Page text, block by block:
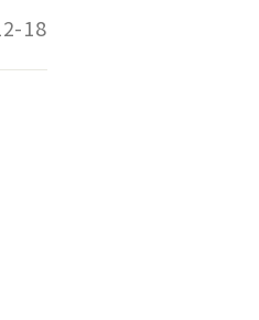
しいただけますと幸いで
18